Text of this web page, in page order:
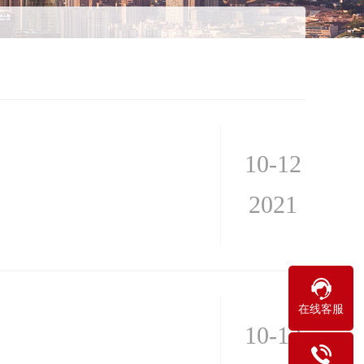
10-12
2021
10-12
在线客服